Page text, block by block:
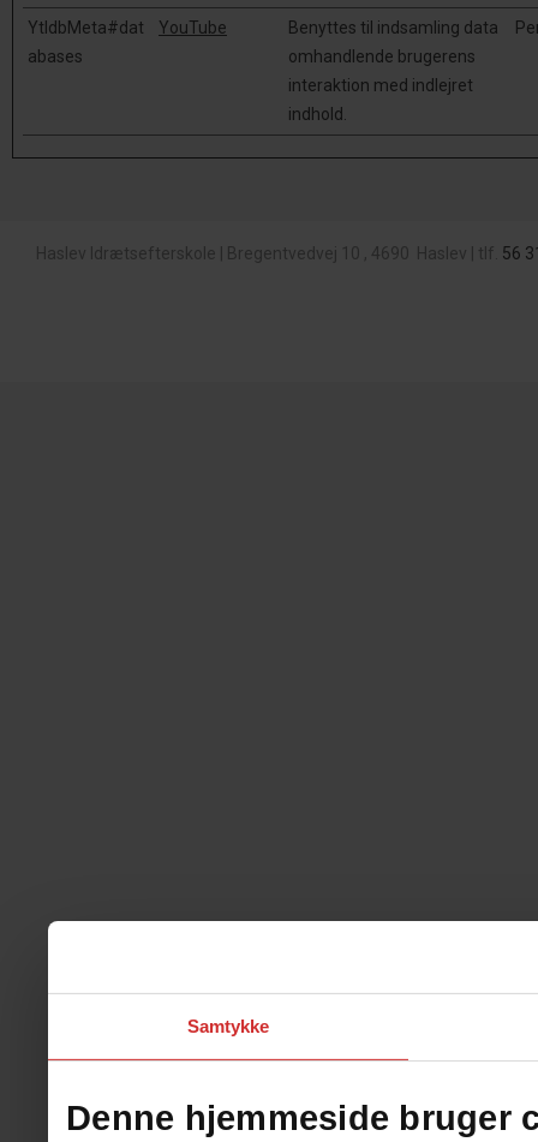
Samtykke
Denne hjemmeside bruger
YtIdbMeta#dat
abases
YouTube
Benyttes til indsamling data
omhandlende brugerens
interaktion med indlejret
indhold.
Haslev Idrætsefterskole Bregentvedvej 10 , 4690 Haslev tlf. 56